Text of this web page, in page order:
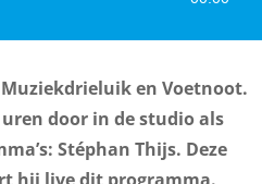
en Voetnoot.
door in de studio als
Stéphan Thijs. Deze